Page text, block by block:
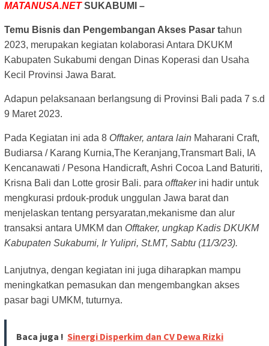
MATANUSA.NETSUKABUMI –
Temu Bisnis dan Pengembangan Akses Pasar tahun
2023, merupakan kegiatan kolaborasi Antara DKUKM
Kabupaten Sukabumi dengan Dinas Koperasi dan Usaha
Kecil Provinsi Jawa Barat.
Adapun pelaksanaan berlangsung di Provinsi Bali pada 7 s.d
9 Maret 2023.
Pada Kegiatan ini ada 8 Offtaker, antara lain Maharani Craft,
Budiarsa / Karang Kurnia,The Keranjang,Transmart Bali, IA
Kencanawati / Pesona Handicraft, Ashri Cocoa Land Baturiti,
Krisna Bali dan Lotte grosir Bali. para offtakerini hadir untuk
mengkurasi prdouk-produk unggulan Jawa barat dan
menjelaskan tentang persyaratan,mekanisme dan alur
transaksi antara UMKM dan Offtaker, ungkap Kadis DKUKM
Kabupaten Sukabumi, Ir Yulipri, St.MT, Sabtu (11/3/23).
Lanjutnya, dengan kegiatan ini juga diharapkan mampu
meningkatkan pemasukan dan mengembangkan akses
pasar bagi UMKM, tuturnya.
Baca juga ! Sinergi Disperkim dan CV Dewa Rizki